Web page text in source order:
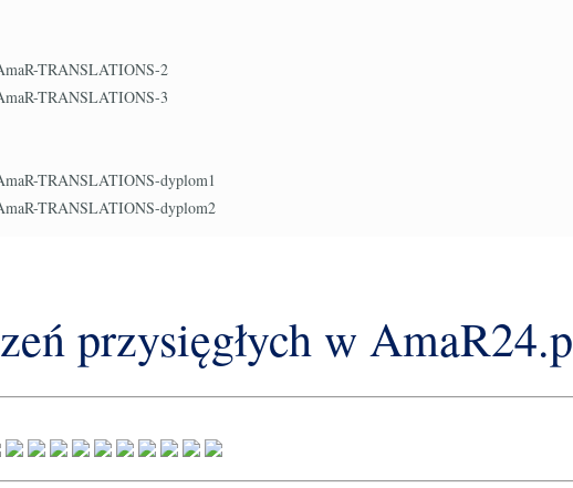
przysięgłych w